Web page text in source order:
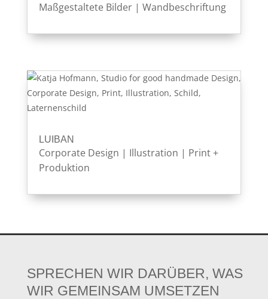
Maßgestaltete Bilder| Wandbeschriftung
LUIBAN
Corporate Design | Illustration | Print +
Produktion
SPRECHEN WIR DARÜBER, WAS
WIR GEMEINSAM UMSETZEN